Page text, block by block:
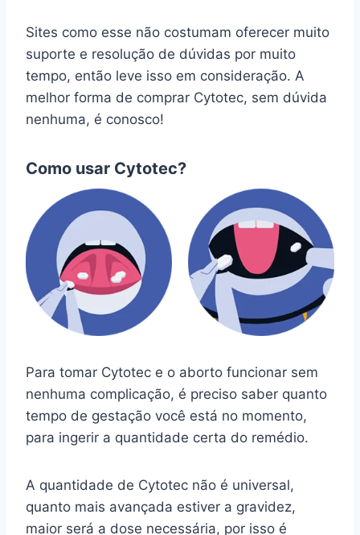
Sites como esse não costumam oferecer muito
suporte e resolução de dúvidas por muito
tempo, então leve isso em consideração. A
melhor forma de comprar Cytotec, sem dúvida
nenhuma, é conosco!
Como usar Cytotec?
Para tomar Cytotec e o aborto funcionar sem
nenhuma complicação, é preciso saber quanto
tempo de gestação você está no momento,
para ingerir a quantidade certa do remédio.
A quantidade de Cytotec não é universal,
quanto mais avançada estiver a gravidez,
maior será a dose necessária, por isso é